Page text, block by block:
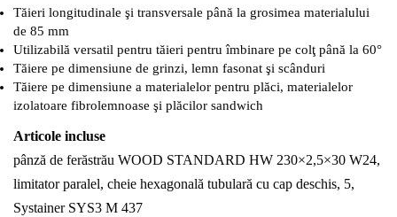
Tăieri longitudinale şi transversale până la grosimea materialului
de 85 mm
Utilizabilă versatil pentru tăieri pentru îmbinare pe colţ până la 60°
Tăiere pe dimensiune de grinzi, lemn fasonat şi scânduri
Tăiere pe dimensiune a materialelor pentru plăci, materialelor
izolatoare fibrolemnoase şi plăcilor sandwich
Articole incluse
pânză de ferăstrău WOOD STANDARD HW 230×2,5×30 W24,
limitator paralel, cheie hexagonală tubulară cu cap deschis, 5,
Systainer SYS3 M 437